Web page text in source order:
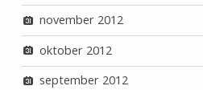
november 2012
oktober 2012
september 2012